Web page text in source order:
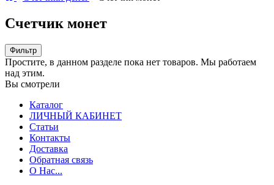
Счетчик монет
Фильтр
Простите, в данном разделе пока нет товаров. Мы работаем
над этим.
Вы смотрели
Каталог
ЛИЧНЫЙ КАБИНЕТ
Статьи
Контакты
Доставка
Обратная связь
О Нас...